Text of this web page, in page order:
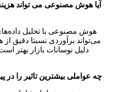
آیا هوش مصنوعی می تواند
هوش مصنوعی با تحلیل
می‌تواند برآوردی نسبتا دقیق از
دلیل نوسانات بازار بهتر
چه عواملی بیشترین تاثیر را در